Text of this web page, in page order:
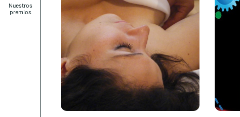
Nuestros
premios